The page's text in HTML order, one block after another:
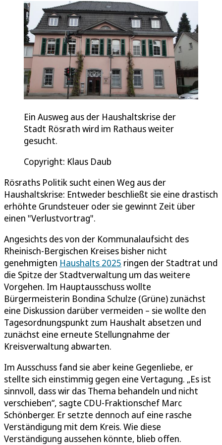
Ein Ausweg aus der Haushaltskrise der
Stadt Rösrath wird im Rathaus weiter
gesucht.
Copyright: Klaus Daub
Rösraths Politik sucht einen Weg aus der
Haushaltskrise: Entweder beschließt sie eine drastisch
erhöhte Grundsteuer oder sie gewinnt Zeit über
einen "Verlustvortrag".
Angesichts des von der Kommunalaufsicht des
Rheinisch-Bergischen Kreises bisher nicht
genehmigten Haushalts 2025 ringen der Stadtrat und
die Spitze der Stadtverwaltung um das weitere
Vorgehen. Im Hauptausschuss wollte
Bürgermeisterin Bondina Schulze (Grüne) zunächst
eine Diskussion darüber vermeiden – sie wollte den
Tagesordnungspunkt zum Haushalt absetzen und
zunächst eine erneute Stellungnahme der
Kreisverwaltung abwarten.
Im Ausschuss fand sie aber keine Gegenliebe, er
stellte sich einstimmig gegen eine Vertagung. „Es ist
sinnvoll, dass wir das Thema behandeln und nicht
verschieben“, sagte CDU-Fraktionschef Marc
Schönberger. Er setzte dennoch auf eine rasche
Verständigung mit dem Kreis. Wie diese
Verständigung aussehen könnte, blieb offen.